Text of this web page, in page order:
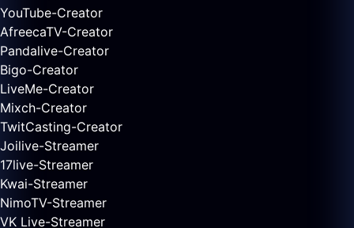
YouTube-Creator
AfreecaTV-Creator
Pandalive-Creator
Bigo-Creator
LiveMe-Creator
Mixch-Creator
TwitCasting-Creator
Joilive-Streamer
17live-Streamer
Kwai-Streamer
NimoTV-Streamer
VK Live-Streamer